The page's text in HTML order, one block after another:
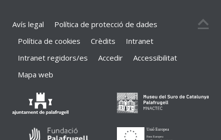
Avís legal
Política de protecció de dades
Política de cookies
Crèdits
Intranet
Intranet regidors/es
Accedir
Accessibilitat
Mapa web